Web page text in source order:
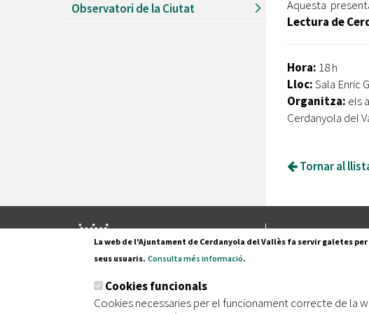
Observatori de la Ciutat Aquesta
Lectura de
Hora: 18 h
Lloc:Sala Enric
Organitza: els
Cerdanyola del
Tornar al
Pl. Francesc
La web de l'Ajuntament de Cerdanyola del Vallès fa servir galetes
seus usuaris. Consulta més informació.
Cookies funcionals
Cookies necessaries per el funcionament correcte de la